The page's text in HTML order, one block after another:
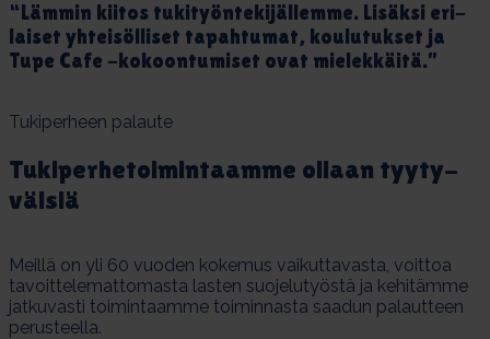
“Läm­min kii­tos tu­ki­työn­te­ki­jäl­lem­me. Li­säk­si eri­
lai­set yh­tei­söl­li­set ta­pah­tu­mat, kou­lu­tuk­set ja
Tu­pe Ca­fe -ko­koon­tu­mi­set ovat mie­lek­käi­tä.”
Tukiperheen palaute
Tu­ki­per­he­toi­min­taam­me ol­laan tyy­ty­
väi­siä
Meillä on yli 60 vuoden kokemus vaikuttavasta, voittoa
tavoittelemattomasta lasten suojelutyöstä ja kehitämme
jatkuvasti toimintaamme toiminnasta saadun palautteen
perusteella.